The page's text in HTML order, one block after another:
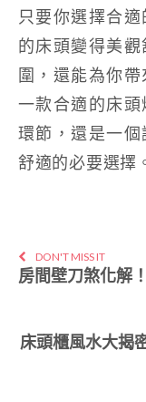
只要你選擇合
的床頭變得美
圍，還能為你
一款合適的床
環節，還是一
舒適的必要選擇
DON'T MISS IT
房間壁刀煞化解
床頭櫃風水大揭